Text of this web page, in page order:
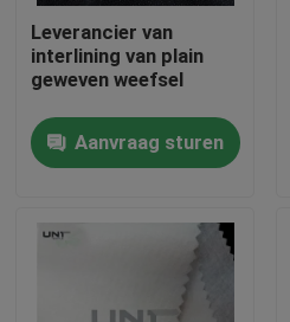
Thuis
Producten
Over ons
Leverancier van
interlining van plain
geweven weefsel
Aanvraag sturen